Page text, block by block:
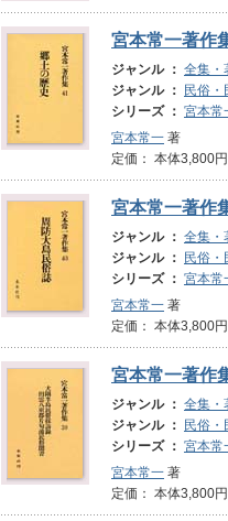
宮本常一著作
ジャンル ： 全集・
ジャンル ：
民俗・
シリーズ ： 宮本常
宮本常一 著
定価： 本体
宮本常一著作
ジャンル ： 全集・
ジャンル ：
民俗・
シリーズ ： 宮本常
宮本常一 著
定価： 本体
宮本常一著作
ジャンル ： 全集・
ジャンル ：
民俗・
シリーズ ： 宮本常
宮本常一 著
定価： 本体